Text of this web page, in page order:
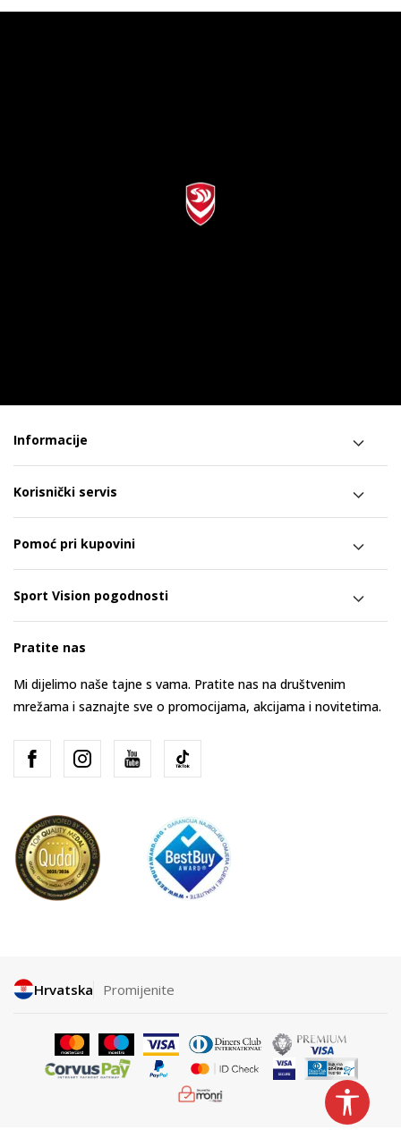
Informacije
Korisnički servis
Pomoć pri kupovini
Sport Vision pogodnosti
Pratite nas
Mi dijelimo naše tajne s vama. Pratite nas na društvenim
mrežama i saznajte sve o promocijama, akcijama i novitetima.
Hrvatska Promijenite